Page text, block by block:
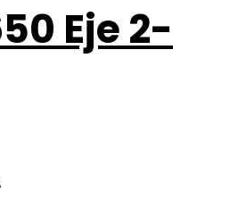
Eje 2-